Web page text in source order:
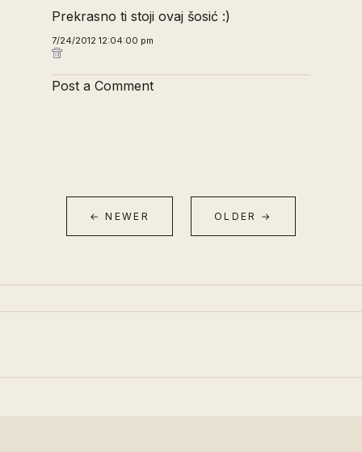
Prekrasno ti stoji ovaj šosić :)
7/24/2012 12:04:00 pm
Post a Comment
← NEWER OLDER →